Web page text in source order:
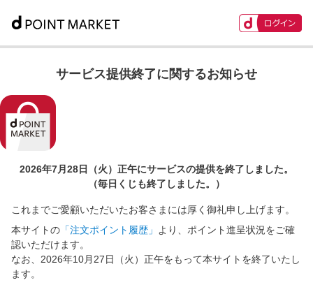
サービス提供終了に関するお知らせ
2026年7月28日（火）正午にサービスの提供を終了しました。
（毎日くじも終了しました。）
これまでご愛顧いただいたお客さまには厚く御礼申し上げます。
本サイトの 「注文ポイント履歴」
より、ポイント進呈状況をご確
認いただけます。
なお、2026年10月27日（火）正午をもって本サイトを終了いたし
ます。